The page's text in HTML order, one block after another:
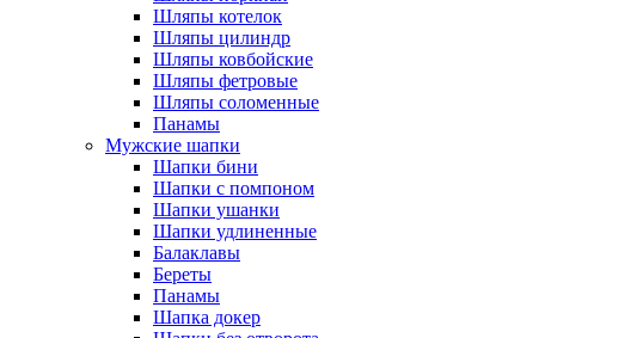
Шляпы котелок
Шляпы цилиндр
Шляпы ковбойские
Шляпы фетровые
Шляпы соломенные
Панамы
Мужские шапки
Шапки бини
Шапки с помпоном
Шапки ушанки
Шапки удлиненные
Балаклавы
Береты
Панамы
Шапка докер